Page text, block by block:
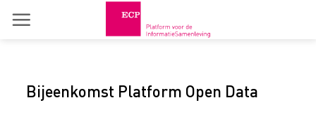
Bijeenkomst Platform Open Data